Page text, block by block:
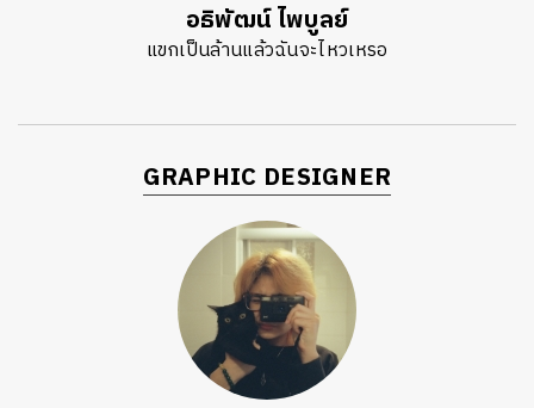
อธิพัฒน์ ไพบูลย์
แขกเป็นล้านแล้วฉันจะไหวเหรอ
GRAPHIC DESIGNER